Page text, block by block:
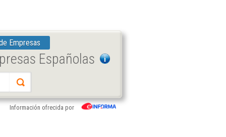
Empresas
Españolas
Información ofrecida por